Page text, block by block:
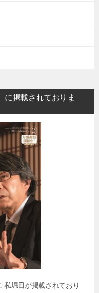
に掲載されておりま
私堀田が掲載されており